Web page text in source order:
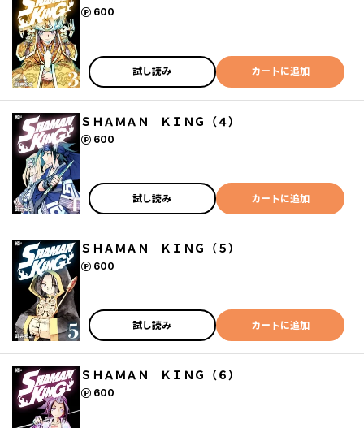
600
ポイント
試し読み カートに追加
ＳＨＡＭＡＮ ＫＩＮＧ（４）
600
ポイント
試し読み カートに追加
ＳＨＡＭＡＮ ＫＩＮＧ（５）
600
ポイント
試し読み カートに追加
ＳＨＡＭＡＮ ＫＩＮＧ（６）
600
ポイント